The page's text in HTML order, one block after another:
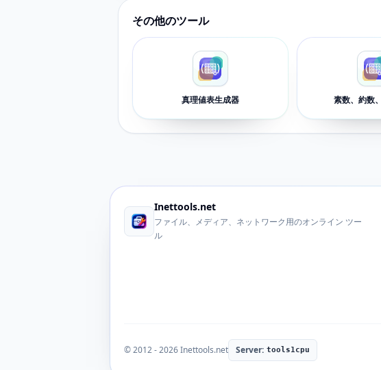
その他のツール
真理値表生成器 素数、約数
Inettools.net
ファイル、メディア、ネットワーク用のオンライン ツー
ル
© 2012 - 2026 Inettools.net Server: tools1cpu